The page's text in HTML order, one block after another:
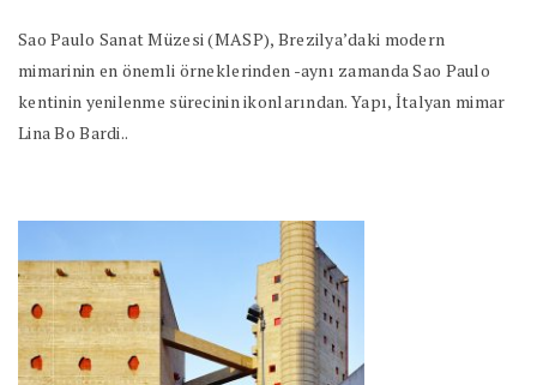
Sao Paulo Sanat Müzesi (MASP), Brezilya’daki modern
mimarinin en önemli örneklerinden -aynı zamanda Sao Paulo
kentinin yenilenme sürecinin ikonlarından. Yapı, İtalyan mimar
Lina Bo Bardi..